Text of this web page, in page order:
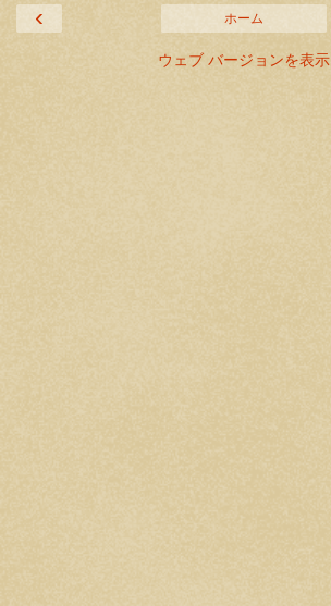
‹ ホーム
ウェブ バージョンを表示